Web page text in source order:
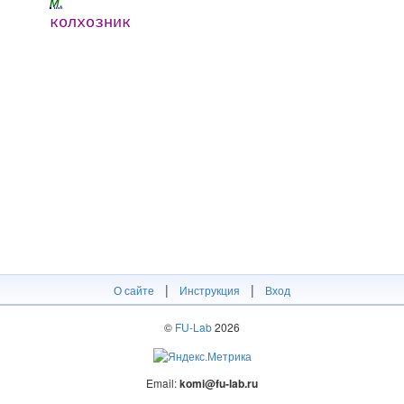
колхозник
О сайте | Инструкция | Вход
© FU-Lab2026
Email:komi@fu-lab.ru